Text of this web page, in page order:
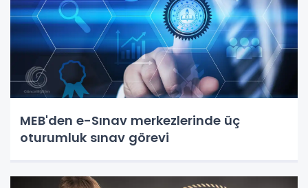
MEB'den e-Sınav merkezlerinde üç
oturumluk sınav görevi